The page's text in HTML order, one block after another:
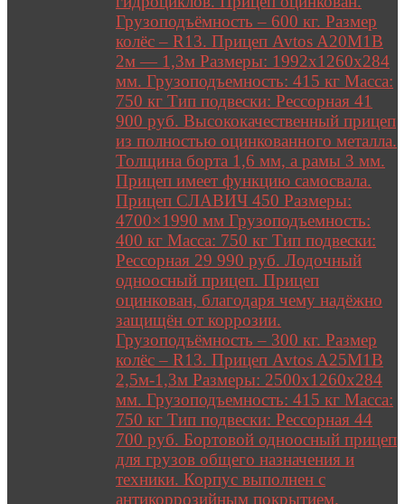
Грузоподъёмность – 600 кг. Размер
колёс – R13. Прицеп Avtos A20M1B
2м — 1,3м Размеры: 1992х1260х284
мм. Грузоподъемность: 415 кг Масса:
750 кг Тип подвески: Рессорная 41
900 руб. Высококачественный прицеп
из полностью оцинкованного металла.
Толщина борта 1,6 мм, а рамы 3 мм.
Прицеп имеет функцию самосвала.
Прицеп СЛАВИЧ 450 Размеры:
4700×1990 мм Грузоподъемность:
400 кг Масса: 750 кг Тип подвески:
Рессорная 29 990 руб. Лодочный
одноосный прицеп. Прицеп
оцинкован, благодаря чему надёжно
защищён от коррозии.
Грузоподъёмность – 300 кг. Размер
колёс – R13. Прицеп Avtos A25M1B
2,5м-1,3м Размеры: 2500х1260х284
мм. Грузоподъемность: 415 кг Масса:
750 кг Тип подвески: Рессорная 44
700 руб. Бортовой одноосный прицеп
для грузов общего назначения и
техники. Корпус выполнен с
антикоррозийным покрытием.